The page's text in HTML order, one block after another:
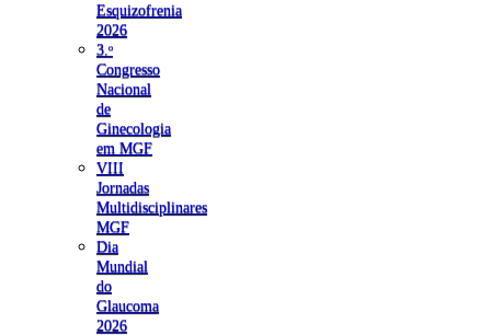
Esquizofrenia
2026
3.ᵒ
Congresso
Nacional
de
Ginecologia
em MGF
VIII
Jornadas
Multidisciplinares
MGF
Dia
Mundial
do
Glaucoma
2026